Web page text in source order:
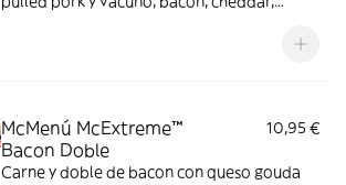
McMenú McExtreme™
Bacon Doble
10,95 €
Carne y doble de bacon con queso gouda